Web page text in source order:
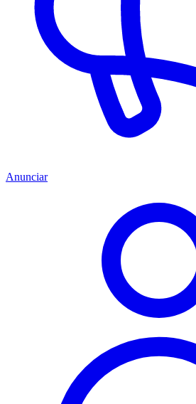
Anunciar